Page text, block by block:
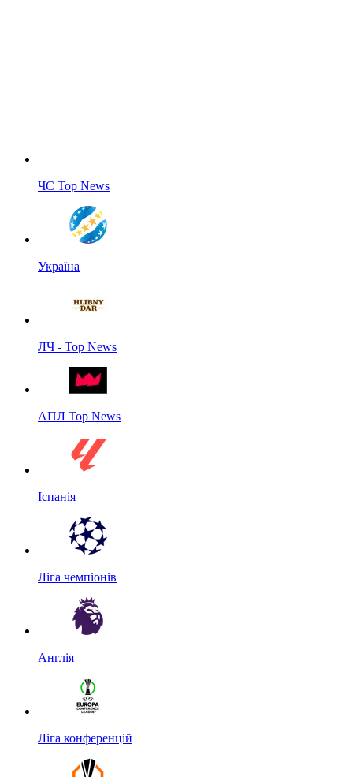
ЧС Top News
Україна
ЛЧ - Top News
АПЛ Top News
Іспанія
Ліга чемпіонів
Англія
Ліга конференцій